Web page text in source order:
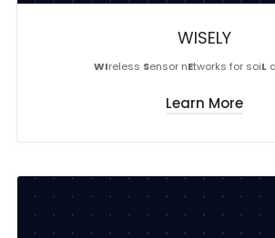
WISELY
WIreless Sensor nEtworks for soiL
Learn More